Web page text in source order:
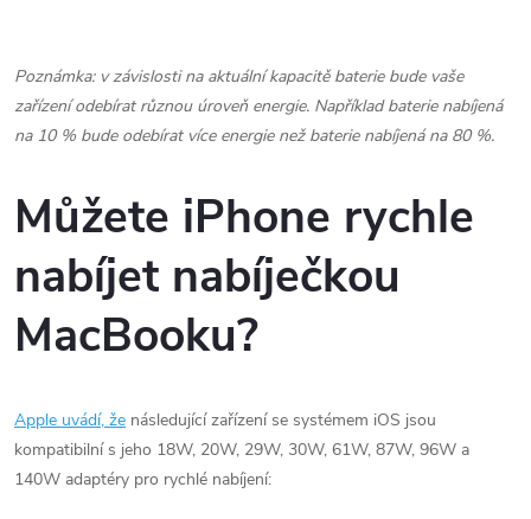
Poznámka: v závislosti na aktuální kapacitě baterie bude vaše
zařízení odebírat různou úroveň energie. Například baterie nabíjená
na 10 % bude odebírat více energie než baterie nabíjená na 80 %.
Můžete iPhone rychle
nabíjet nabíječkou
MacBooku?
Apple uvádí, že následující zařízení se systémem iOS jsou
kompatibilní s jeho 18W, 20W, 29W, 30W, 61W, 87W, 96W a
140W adaptéry pro rychlé nabíjení: